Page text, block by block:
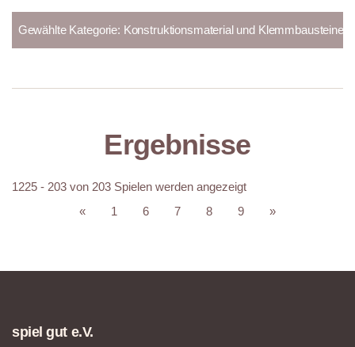
Ergebnisse
1225 - 203 von 203 Spielen werden angezeigt
«
1 6 7 8 9 »
spiel gut e.V.